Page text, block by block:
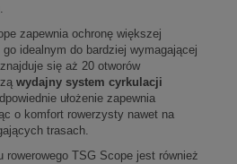
zapewnia ochronę większej
idealnym do bardziej wymagającej
się aż 20 otworów
wydajny system cyrkulacji
ułożenie zapewnia
o komfort rowerzysty nawet na
trasach.
rowerowego TSG Scope jest również